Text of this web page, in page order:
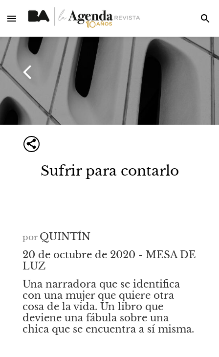
Sufrir para contarlo
por QUINTÍN
20 de octubre de 2020 - MESA DE
LUZ
Una narradora que se identifica
con una mujer que quiere otra
cosa de la vida. Un libro que
deviene una fábula sobre una
chica que se encuentra a sí misma.